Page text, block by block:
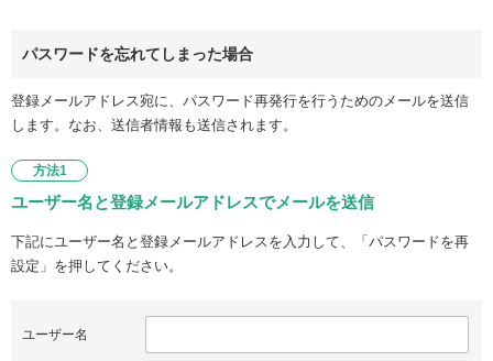
パスワードを忘れてしまった場合
登録メールアドレス宛に、パスワード再発行を行うためのメールを送信
します。なお、送信者情報も送信されます。
方法1
ユーザー名と登録メールアドレスでメールを送信
下記にユーザー名と登録メールアドレスを入力して、「パスワードを再
設定」を押してください。
ユーザー名